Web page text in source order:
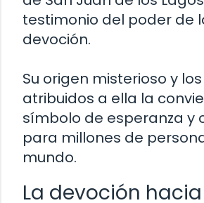
testimonio del poder de
devoción.
Su origen misterioso y
atribuidos a ella la
símbolo de esperanza y
para millones de
mundo.
La devoción